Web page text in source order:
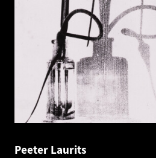
Peeter Laurits